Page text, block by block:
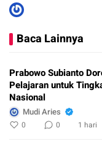
Baca Lainnya
Prabowo Subianto
Pelajaran untuk
Nasional
Mudi Aries
0 0 1 hari